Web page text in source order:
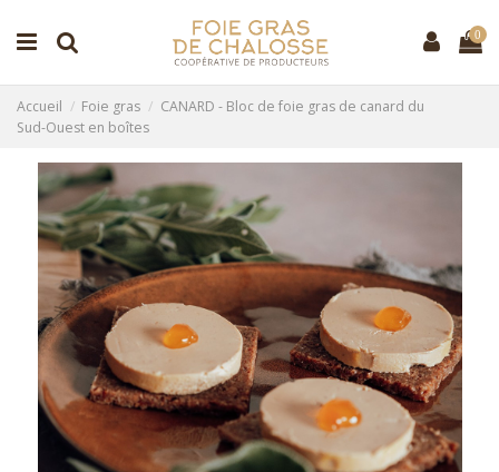
0
Accueil Foie gras
CANARD - Bloc de foie gras de canard du
Sud-Ouest en boîtes